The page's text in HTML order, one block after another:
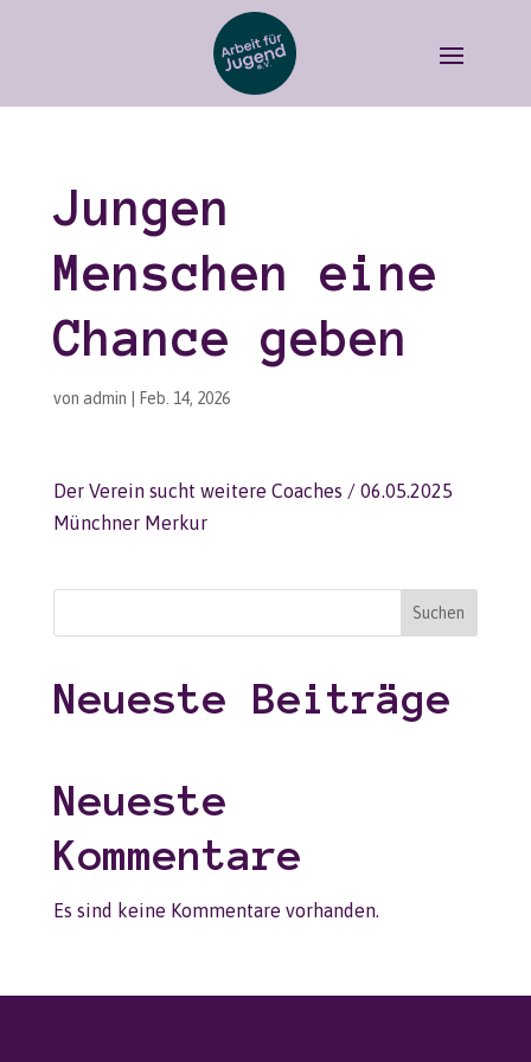
Jungen
Menschen eine
Chance geben
von admin Feb. 14, 2026
Der Verein sucht weitere Coaches / 06.05.2025
Münchner Merkur
Suchen
Neueste Beiträge
Neueste
Kommentare
Es sind keine Kommentare vorhanden.